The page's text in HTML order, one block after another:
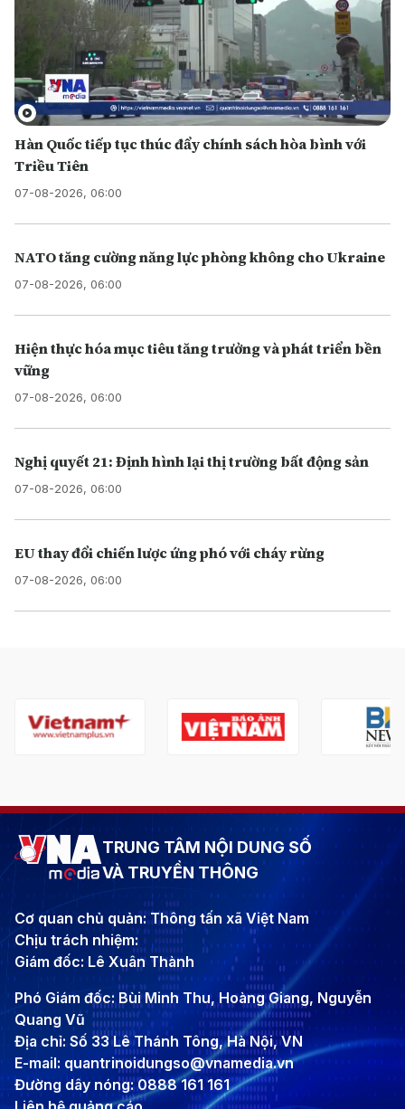
Hàn Quốc tiếp tục thúc đẩy chính sách hòa bình với
Triều Tiên
07-08-2026, 06:00
NATO tăng cường năng lực phòng không cho Ukraine
07-08-2026, 06:00
Hiện thực hóa mục tiêu tăng trưởng và phát triển bền
vững
07-08-2026, 06:00
Nghị quyết 21: Định hình lại thị trường bất động sản
07-08-2026, 06:00
EU thay đổi chiến lược ứng phó với cháy rừng
07-08-2026, 06:00
TRUNG TÂM NỘI DUNG SỐ
VÀ TRUYỀN THÔNG
Cơ quan chủ quản: Thông tấn xã Việt Nam
Chịu trách nhiệm:
Giám đốc: Lê Xuân Thành
Phó Giám đốc: Bùi Minh Thu, Hoàng Giang, Nguyễn
Quang Vũ
Địa chỉ: Số 33 Lê Thánh Tông, Hà Nội, VN
E-mail: quantrinoidungso@vnamedia.vn
Đường dây nóng: 0888 161 161